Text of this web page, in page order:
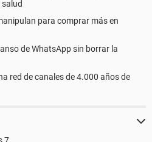
para comprar más en
de WhatsApp sin borrar la
red de canales de 4.000 años de